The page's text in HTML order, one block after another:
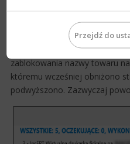
Jednak po 1 kwietnia już po
stawek w Subiekcie, w
pojawiać się błędy tzw.
zablokowania nazwy towaru
któremu wcześniej obniżono
podwyższono. Zazwyczaj
Przejdź do